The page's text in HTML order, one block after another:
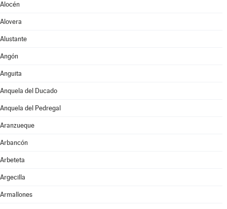
Alocén
Alovera
Alustante
Angón
Anguita
Anquela del Ducado
Anquela del Pedregal
Aranzueque
Arbancón
Arbeteta
Argecilla
Armallones